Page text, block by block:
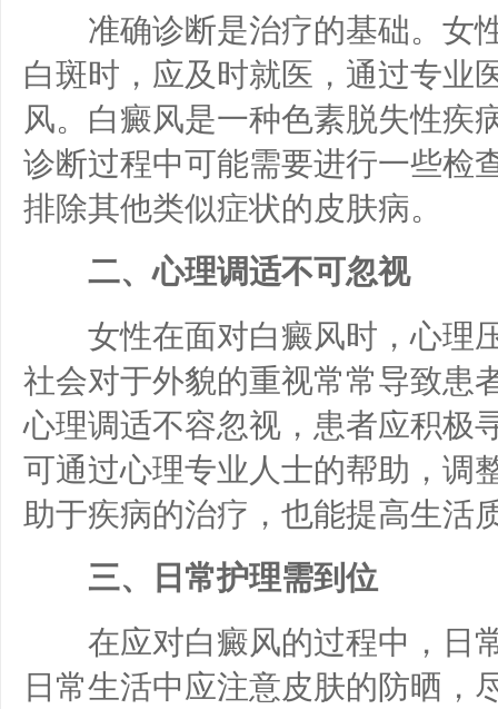
准确诊断是治疗的基础。女
白斑时，应及时就医，通过专业
风。白癜风是一种色素脱失性疾
诊断过程中可能需要进行一些检
排除其他类似症状的皮肤病。
二、心理调适不可忽视
女性在面对白癜风时，心理
社会对于外貌的重视常常导致患
心理调适不容忽视，患者应积极
可通过心理专业人士的帮助，调
助于疾病的治疗，也能提高生活
三、日常护理需到位
在应对白癜风的过程中，日
日常生活中应注意皮肤的防晒，